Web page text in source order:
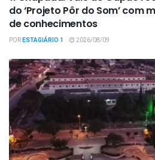
do ‘Projeto Pôr do Som’ com
de conhecimentos
PORESTAGIÁRIO 1 2026/08/09